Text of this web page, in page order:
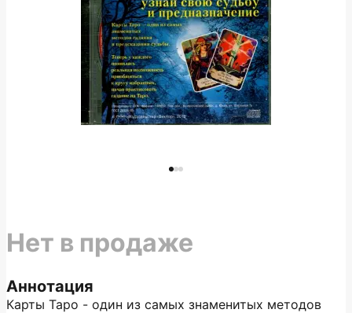
Аннотация
Карты Таро - один из самых знаменитых методов
Нет в продаже